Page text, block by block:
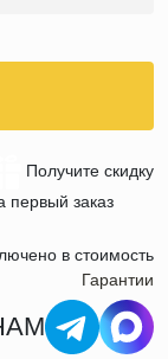
Получите скидку
первый заказ
в стоимость
Гарантии